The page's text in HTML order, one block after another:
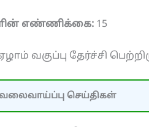
எண்ணிக்கை: 15
வகுப்பு தேர்ச்சி
செய்திகள்